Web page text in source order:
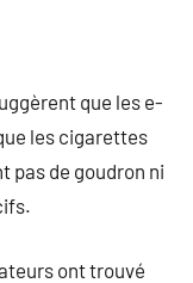
que les e-
les cigarettes
pas de goudron ni
ont trouvé